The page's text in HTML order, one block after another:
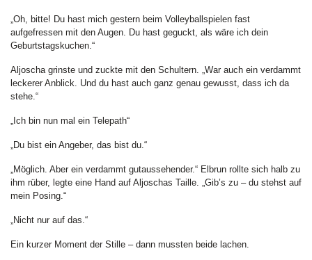
„Oh, bitte! Du hast mich gestern beim Volleyballspielen fast
aufgefressen mit den Augen. Du hast geguckt, als wäre ich dein
Geburtstagskuchen.“
Aljoscha grinste und zuckte mit den Schultern. „War auch ein verdammt
leckerer Anblick. Und du hast auch ganz genau gewusst, dass ich da
stehe.“
„Ich bin nun mal ein Telepath“
„Du bist ein Angeber, das bist du.“
„Möglich. Aber ein verdammt gutaussehender.“ Elbrun rollte sich halb zu
ihm rüber, legte eine Hand auf Aljoschas Taille. „Gib’s zu – du stehst auf
mein Posing.“
„Nicht nur auf das.“
Ein kurzer Moment der Stille – dann mussten beide lachen.